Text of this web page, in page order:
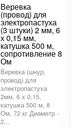
Веревка
(провод) для
электропастуха
(3 штуки) 2 мм, 6
х 0,15 мм,
катушка 500 м,
сопротивление 8
Ом
Веревка (шнур,
провод) для
электропастуха
2мм, 6 х 0,15,
катушка 500 м, 8
Ом, 72 кг Диаметр -
2...